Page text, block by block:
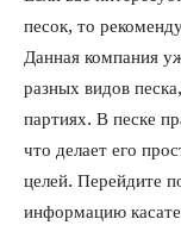
песок, то
Данная компания
разных видов
партиях. В песке
что делает его
целей. Перейдите
информацию